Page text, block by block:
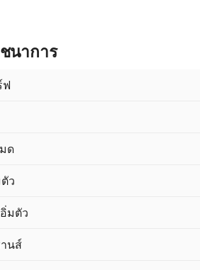
นาการ
ฟ
ด
ว
มตัว
นส์